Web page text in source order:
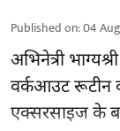
Published on:04
अभिनेत्री
वर्कआउट
एक्सरसाइज के